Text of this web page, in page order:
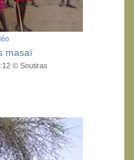
masaï
© Soutiras